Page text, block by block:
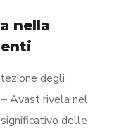
nella
degli
Avast rivela nel
delle